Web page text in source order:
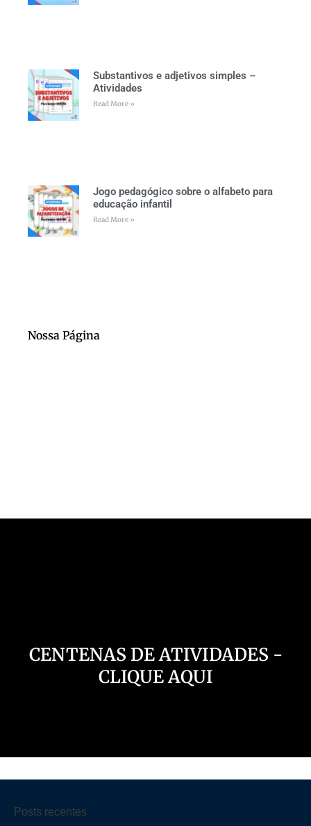
Substantivos e adjetivos simples –
Atividades
Read More »
Jogo pedagógico sobre o alfabeto para
educação infantil
Read More »
Nossa Página
CENTENAS DE ATIVIDADES -
CLIQUE AQUI
Posts recentes